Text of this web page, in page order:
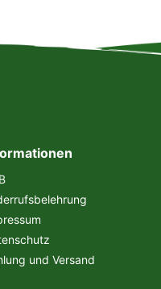
und Versand